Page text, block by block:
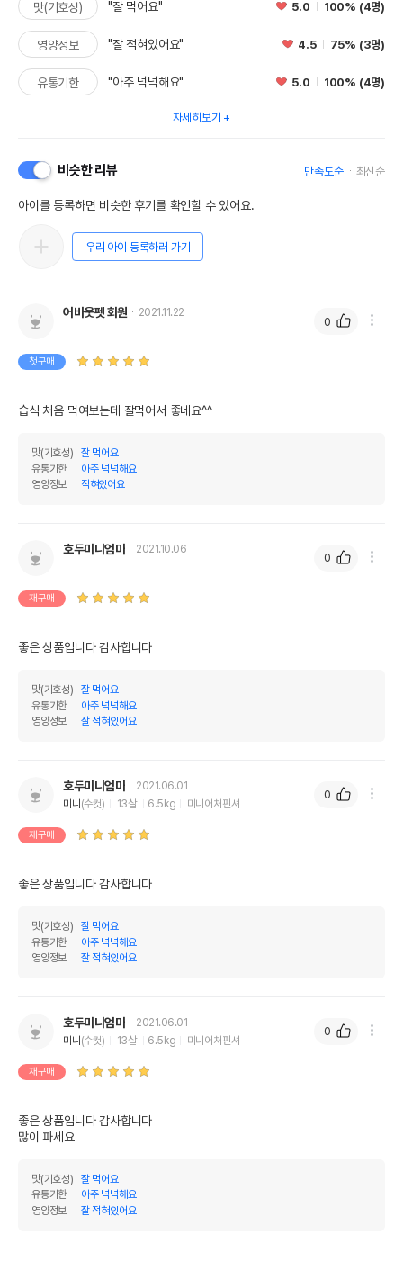
맛(기호성) "잘 먹어요" 5.0 100% (4명)
영양정보 "잘 적혀있어요" 4.5 75% (3명)
유통기한 "아주 넉넉해요" 5.0 100% (4명)
자세히보기
비슷한 리뷰 만족도순 최신순
아이를 등록하면 비슷한 후기를 확인할 수 있어요.
우리 아이 등록하러 가기
어바웃펫 회원 2021.11.22
첫구매
습식 처음 먹여보는데 잘먹어서 좋네요^^
맛(기호성)
잘 먹어요
유통기한
아주 넉넉해요
영양정보
적혀있어요
0
호두미니엄마 2021.10.06
재구매
좋은 상품입니다 감사합니다
맛(기호성)
잘 먹어요
유통기한
아주 넉넉해요
영양정보
잘 적혀있어요
0
호두미니엄마
2021.06.01
미니(수컷) 13살 6.5kg 미니어처핀셔
재구매
좋은 상품입니다 감사합니다
맛(기호성)
잘 먹어요
유통기한
아주 넉넉해요
영양정보
잘 적혀있어요
0
호두미니엄마
2021.06.01
미니(수컷) 13살 6.5kg 미니어처핀셔
재구매
좋은 상품입니다 감사합니다
많이 파세요
맛(기호성)
잘 먹어요
유통기한
아주 넉넉해요
영양정보
잘 적혀있어요
0